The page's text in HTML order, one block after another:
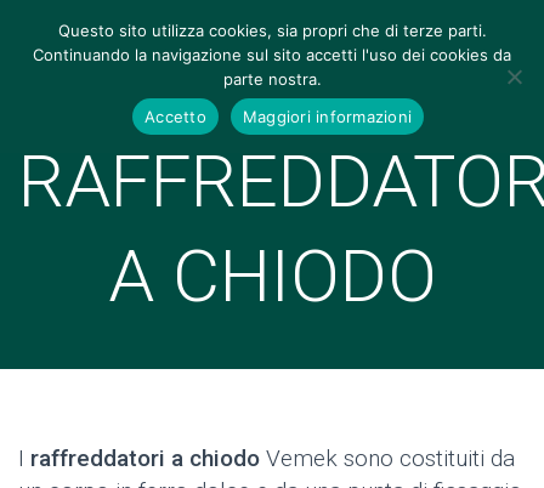
A CHIODO
I raffreddatori a chiodo Vemek sono costituiti da
Questo sito utilizza cookies, sia propri che di terze parti.
Continuando la navigazione sul sito accetti l'uso dei cookies da
parte nostra.
Accetto
Maggiori informazioni